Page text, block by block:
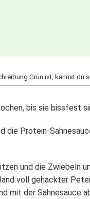
Grün ist, kannst du
bis sie bissfest
die Protein-
und die Zwiebeln
voll gehackter
mit der Sahnesauce